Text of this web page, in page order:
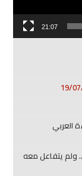
21:07
19/
العربي
ولم يتفاعل معه